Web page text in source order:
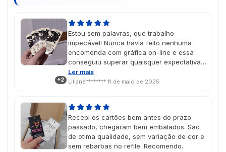
+2
Estou sem palavras, que trabalho
impecável! Nunca havia feito nenhuma
encomenda com gráfica on-line e essa
conseguiu superar quaisquer expectativas
que eu tivesse, com certeza irei
encomendar mais produtos no futuro As
um charme muito especial! É um presente
de dia das mães e chegou na data
perfeita, super aprovado porque ela amou
🥹💖
Ler mais
Liliane******** 11 de maio de 2025
Recebi os cartões bem antes do prazo
passado, chegaram bem embalados. São
de otima qualidade, sem variação de cor e
sem rebarbas no refile. Recomendo.